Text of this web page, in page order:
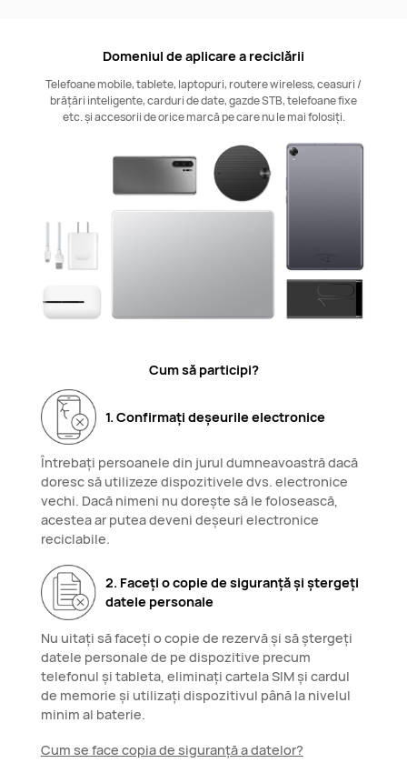
Domeniul de aplicare a reciclării
Telefoane mobile, tablete, laptopuri, routere wireless, ceasuri /
brățări inteligente, carduri de date, gazde STB, telefoane fixe
etc. și accesorii de orice marcă pe care nu le mai folosiți.
Cum să participi?
1. Confirmați deșeurile electronice
Întrebați persoanele din jurul dumneavoastră dacă
doresc să utilizeze dispozitivele dvs. electronice
vechi. Dacă nimeni nu dorește să le folosească,
acestea ar putea deveni deșeuri electronice
reciclabile.
2. Faceți o copie de siguranță și ștergeți
datele personale
Nu uitați să faceți o copie de rezervă și să ștergeți
datele personale de pe dispozitive precum
telefonul și tableta, eliminați cartela SIM și cardul
de memorie și utilizați dispozitivul până la nivelul
minim al baterie.
Cum se face copia de siguranță a datelor?